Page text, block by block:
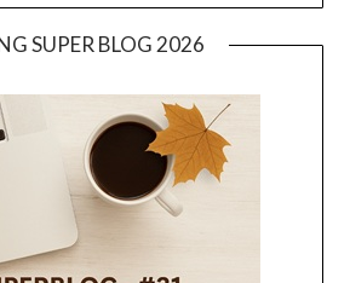
SUPER BLOG 2026